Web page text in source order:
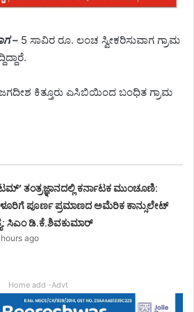
– 5 ಸಾವಿರ ರೂ. ಲಂಚ ಸ್ವೀಕರಿಸುವಾಗ ಗ್ರಾಮ
ಕಿತ್ತೂರು ಎಸಿಬಿಯಿಂದ ಬಂಧಿತ ಗ್ರಾಮ
ತಂತ್ರಜ್ಞಾನದಲ್ಲಿ ಕರ್ನಾಟಕ ಮುಂಚೂಣಿ:
ಪೂರ್ಣ ಪ್ರಮಾಣದ ಅಮೆರಿಕ ಕಾನ್ಸುಲೇಟ್
ಸಿಎಂ ಡಿ.ಕೆ.ಶಿವಕುಮಾರ್
ago
Home add -Advt